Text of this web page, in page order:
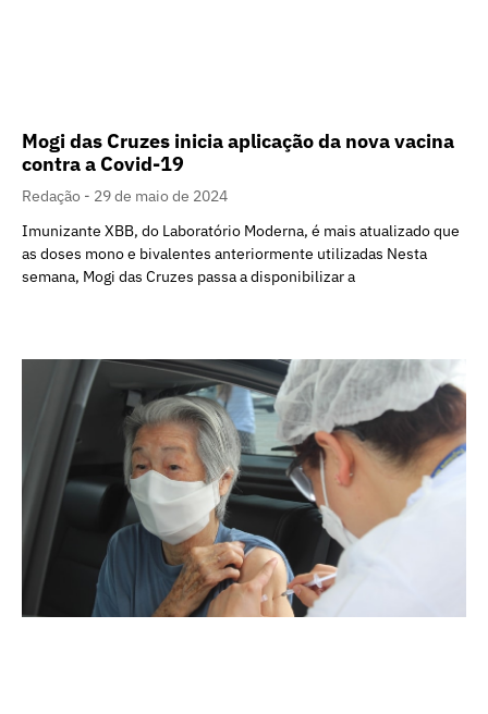
Mogi das Cruzes inicia aplicação da nova vacina
contra a Covid-19
Redação
29 de maio de 2024
Imunizante XBB, do Laboratório Moderna, é mais atualizado que
as doses mono e bivalentes anteriormente utilizadas Nesta
semana, Mogi das Cruzes passa a disponibilizar a